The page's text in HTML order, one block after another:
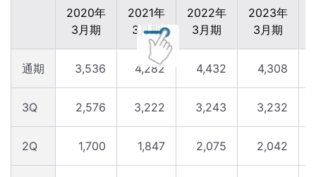
2020年
3月期
2021年
3月期
2022年
3月期
2023年
3月期
通期 3,536 4,282 4,432 4,308
3Q 2,576 3,222 3,243 3,232
2Q 1,700 1,847 2,075 2,042